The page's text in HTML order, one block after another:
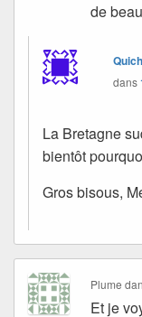
de
dans
La Bretagne
bientôt
Gros bisous,
Plume
Et je